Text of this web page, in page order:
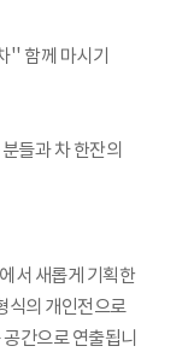
'' 함께 마시기
들과 차 한잔의
서 새롭게 기획한
식의 개인전으로
간으로 연출됩니